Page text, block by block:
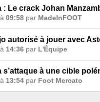
: Le crack Johan
à 09:58 par MadeInFOOT
autorisé à jouer avec
à 14:36 par L'Équipe
s’attaque à une cible
à 13:54 par Foot Mercato